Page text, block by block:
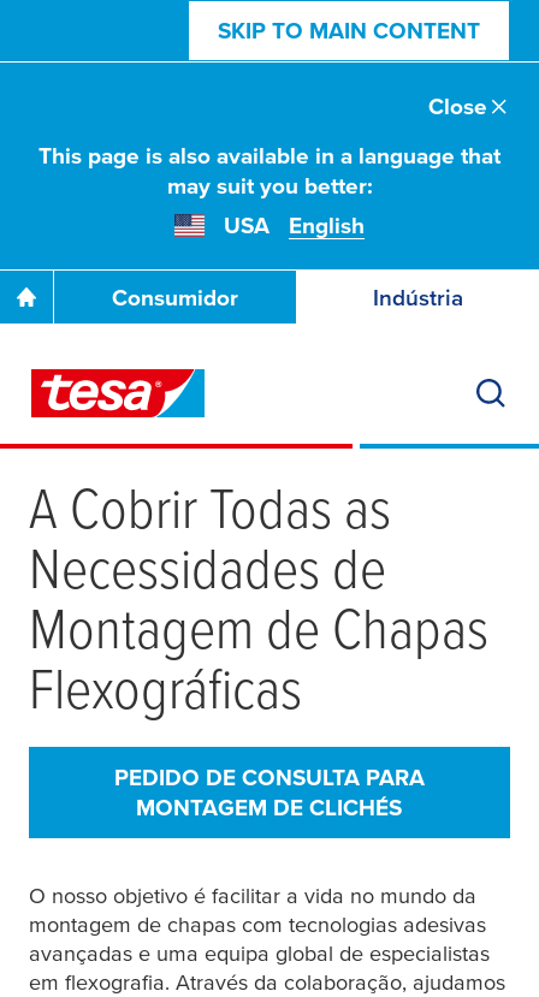
SKIP TO MAIN CONTENT
This page is also available in a language that
may suit you better:
USA
English
Close
Consumidor Indústria
A Cobrir Todas as
Necessidades de
Montagem de Chapas
Flexográficas
PEDIDO DE CONSULTA PARA
MONTAGEM DE CLICHÉS
O nosso objetivo é facilitar a vida no mundo da
montagem de chapas com tecnologias adesivas
avançadas e uma equipa global de especialistas
em flexografia. Através da colaboração, ajudamos